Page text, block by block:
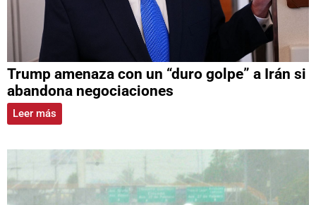
Trump amenaza con un “duro golpe” a Irán si
abandona negociaciones
Leer más